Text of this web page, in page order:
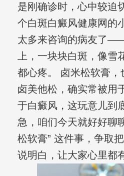
是刚确诊时，心中较迫
个白斑白癜风健康网的
太多来咨询的病友了
上，一块块白斑，像雪
都心疼。 卤米松软膏，
卤美他松，确实常被用
于白癜风，这玩意儿到
急，咱们今天就好好聊
松软膏” 这件事，争取
说明白，让大家心里都